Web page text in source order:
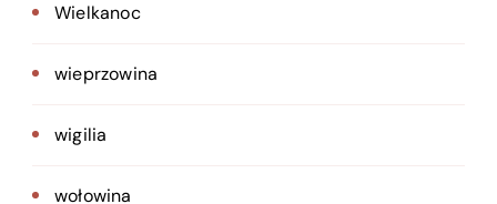
Wielkanoc
wieprzowina
wigilia
wołowina